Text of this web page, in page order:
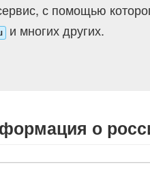
с помощью
и многих других.
о